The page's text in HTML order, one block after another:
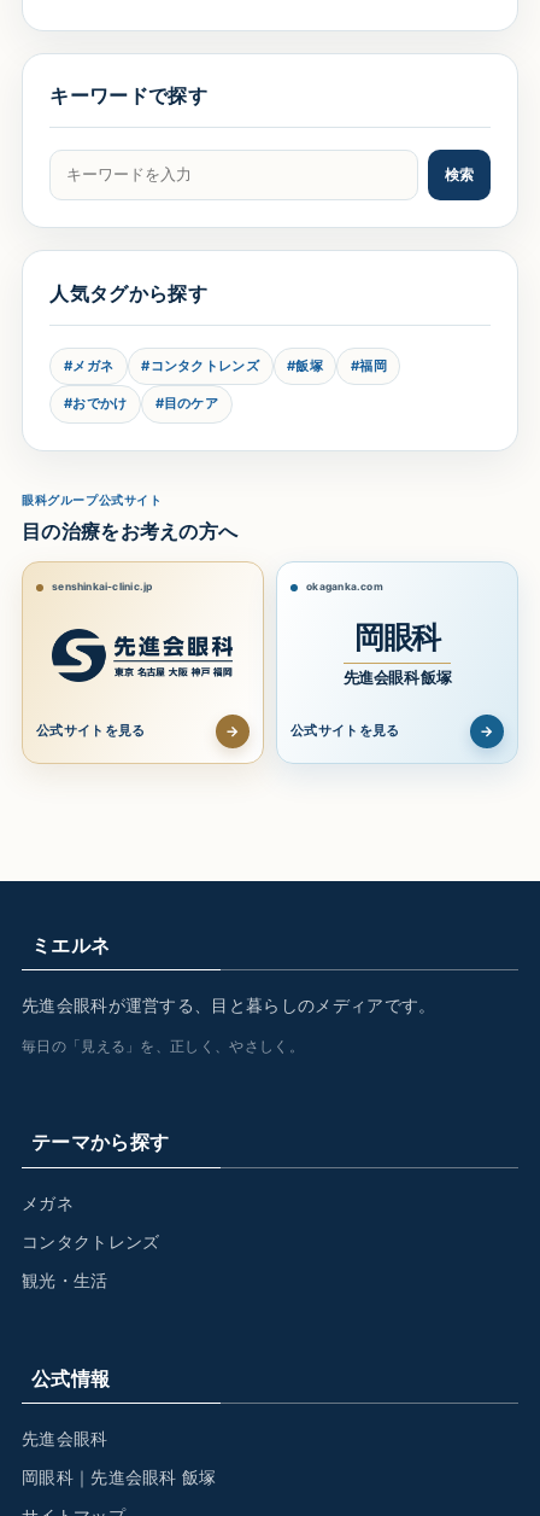
キーワードで探す
記事をキーワードで検索 検索
人気タグから探す
#メガネ #コンタクトレンズ #飯塚 #福岡
#おでかけ #目のケア
眼科グループ公式サイト
目の治療をお考えの方へ
senshinkai-clinic.jp
公式サイトを見る →
okaganka.com
岡眼科
先進会眼科 飯塚
公式サイトを見る →
ミエルネ
先進会眼科が運営する、目と暮らしのメディアです。
毎日の「見える」を、正しく、やさしく。
テーマから探す
メガネ
コンタクトレンズ
観光・生活
公式情報
先進会眼科
岡眼科｜先進会眼科 飯塚